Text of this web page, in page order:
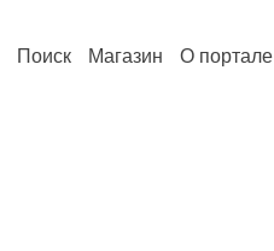
Поиск Магазин О портале